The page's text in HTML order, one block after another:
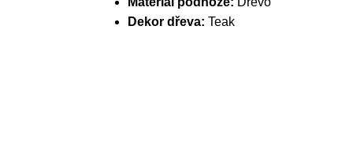
Dekor dřeva: Teak